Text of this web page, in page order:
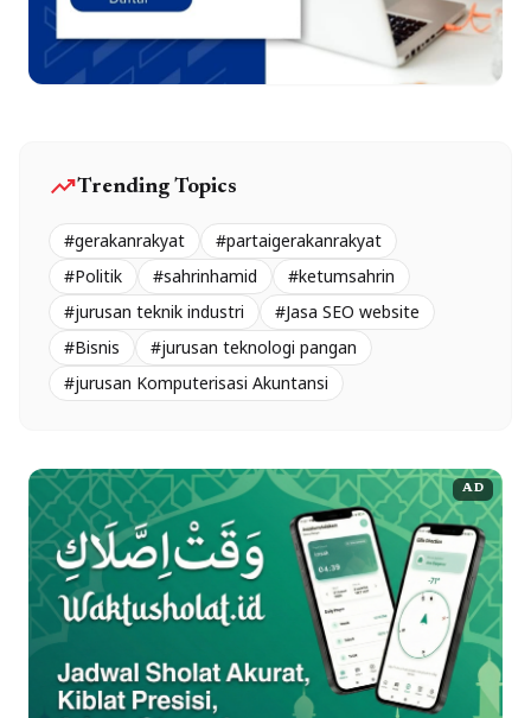
trending_upTrending Topics
#gerakanrakyat
#partaigerakanrakyat
#Politik
#sahrinhamid
#ketumsahrin
#jurusan teknik industri
#Jasa SEO website
#Bisnis
#jurusan teknologi pangan
#jurusan Komputerisasi Akuntansi
AD